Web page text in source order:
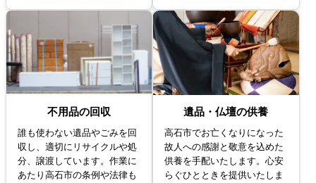
不用品の回収
誰も使わない遺品やごみを回
収し、適切にリサイクルや処
分、譲渡しています。作業に
あたり高石市の条例や法律も
遺品・仏壇の供養
高石市でお亡くなりになった
故人への感謝と敬意を込めた
供養を手配いたします。心安
らぐひとときを提供いたしま